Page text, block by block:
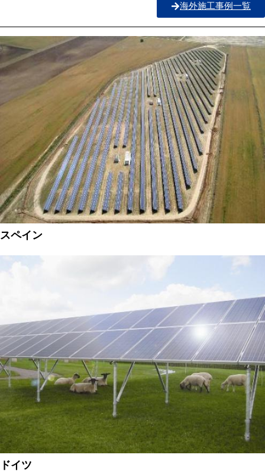
海外施工事例一覧
スペイン
ドイツ